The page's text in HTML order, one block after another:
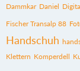
Dammkar Daniel
Fischer Transalp 88
Handschuh
Klettern Komperdell